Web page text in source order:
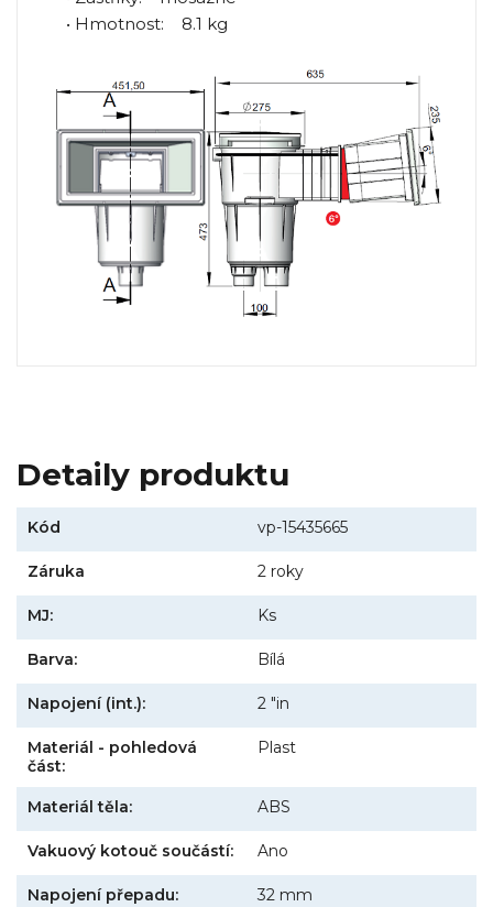
• Hmotnost: 8.1 kg
Detaily produktu
Kód vp-15435665
Záruka 2 roky
MJ: Ks
Barva: Bílá
Napojení (int.): 2 "in
Materiál - pohledová
část:
Plast
Materiál těla: ABS
Vakuový kotouč součástí: Ano
Napojení přepadu: 32 mm